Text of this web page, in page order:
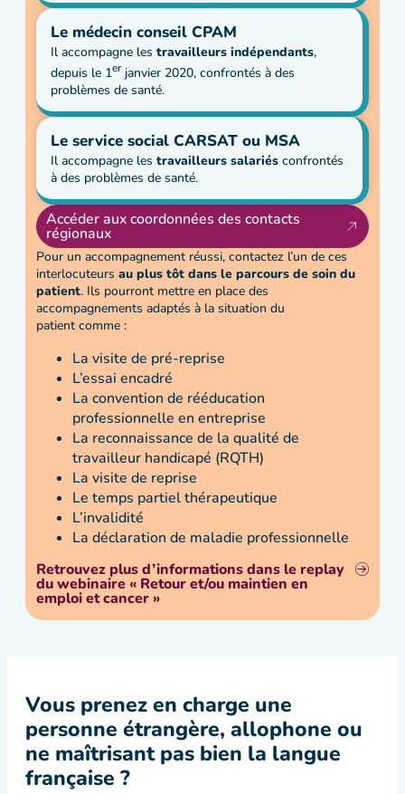
Le médecin conseil CPAM
Il accompagne les travailleurs indépendants,
depuis le 1erjanvier 2020, confrontés à des
problèmes de santé.
Le service social CARSAT ou MSA
Il accompagne les travailleurs salariés confrontés
à des problèmes de santé.
Accéder aux coordonnées des contacts
régionaux
Pour un accompagnement réussi, contactez l’un de ces
interlocuteurs au plus tôt dans le parcours de soin du
patient. Ils pourront mettre en place des
accompagnements adaptés à la situation du
patient comme :
La visite de pré-reprise
L’essai encadré
La convention de rééducation
professionnelle en entreprise
La reconnaissance de la qualité de
travailleur handicapé (RQTH)
La visite de reprise
Le temps partiel thérapeutique
L’invalidité
La déclaration de maladie professionnelle
Retrouvez plus d’informations dans le replay
du webinaire « Retour et/ou maintien en
emploi et cancer »
Vous prenez en charge une
personne étrangère, allophone ou
ne maîtrisant pas bien la langue
française ?